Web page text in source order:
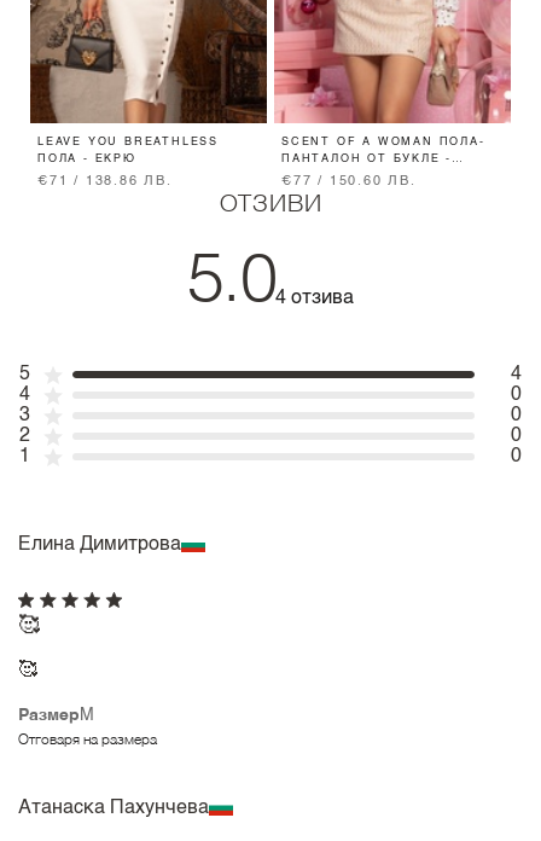
LEAVE YOU BREATHLESS
ПОЛА - ЕКРЮ
€71 / 138.86 ЛВ.
SCENT OF A WOMAN ПОЛА-
ПАНТАЛОН ОТ БУКЛЕ -
БЕЖОВ
€77 / 150.60 ЛВ.
ОТЗИВИ
5.04 отзива
5
4
4
0
3
0
2
0
1
0
Елина Димитрова
Размер M
Отговаря на размера
🥰
🥰
Атанаска Пахунчева